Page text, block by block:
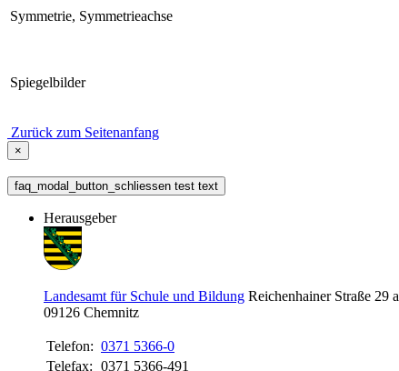
Symmetrie, Symmetrieachse
Spiegelbilder
Zurück zum Seitenanfang
×
faq_modal_button_schliessen test text
Herausgeber
Landesamt für Schule und Bildung Reichenhainer Straße 29 a
09126 Chemnitz
Telefon: 0371 5366-0
Telefax: 0371 5366-491